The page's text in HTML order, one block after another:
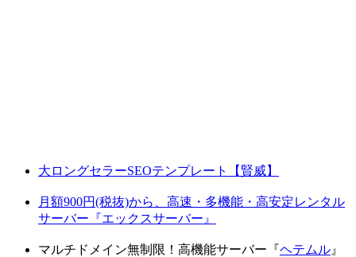
大ロングセラーSEOテンプレート【賢威】
月額900円(税抜)から、高速・多機能・高安定レンタル
サーバー『エックスサーバー』
マルチドメイン無制限！高機能サーバー『ヘテムル 』